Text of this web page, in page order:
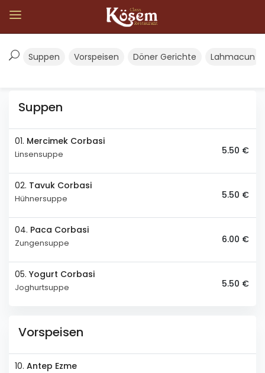
Suppen Vorspeisen Döner Gerichte Lahmacun
Suppen
01. Mercimek Corbasi
Linsensuppe 5.50 €
02. Tavuk Corbasi
Hühnersuppe 5.50 €
04. Paca Corbasi
Zungensuppe 6.00 €
05. Yogurt Corbasi
Joghurtsuppe 5.50 €
Vorspeisen
10. Antep Ezme